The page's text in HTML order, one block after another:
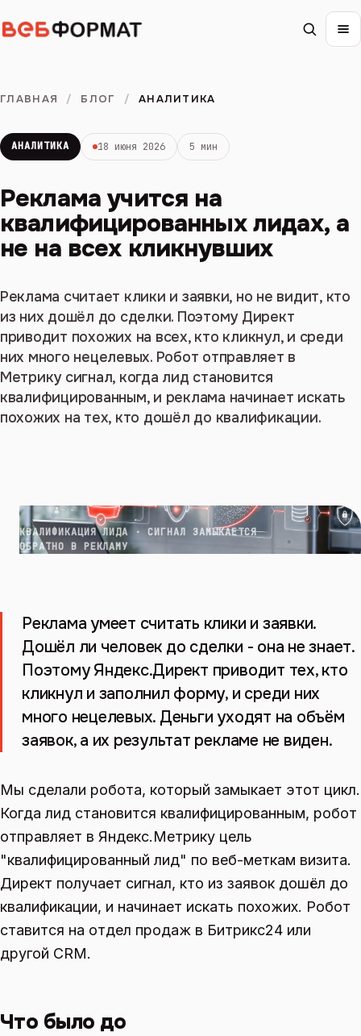
ГЛАВНАЯ / БЛОГ / АНАЛИТИКА
АНАЛИТИКА 18 июня 2026 5 мин
Реклама учится на
квалифицированных лидах, а
не на всех кликнувших
Реклама считает клики и заявки, но не видит, кто
из них дошёл до сделки. Поэтому Директ
приводит похожих на всех, кто кликнул, и среди
них много нецелевых. Робот отправляет в
Метрику сигнал, когда лид становится
квалифицированным, и реклама начинает искать
похожих на тех, кто дошёл до квалификации.
КВАЛИФИКАЦИЯ ЛИДА · СИГНАЛ ЗАМЫКАЕТСЯ
ОБРАТНО В РЕКЛАМУ
Реклама умеет считать клики и заявки.
Дошёл ли человек до сделки - она не знает.
Поэтому Яндекс.Директ приводит тех, кто
кликнул и заполнил форму, и среди них
много нецелевых. Деньги уходят на объём
заявок, а их результат рекламе не виден.
Мы сделали робота, который замыкает этот цикл.
Когда лид становится квалифицированным, робот
отправляет в Яндекс.Метрику цель
"квалифицированный лид" по веб-меткам визита.
Директ получает сигнал, кто из заявок дошёл до
квалификации, и начинает искать похожих. Робот
ставится на отдел продаж в Битрикс24 или
другой CRM.
Что было до